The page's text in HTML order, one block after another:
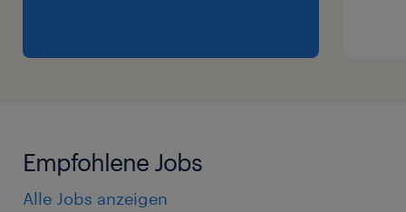
Empfohlene Jobs
Alle Jobs anzeigen